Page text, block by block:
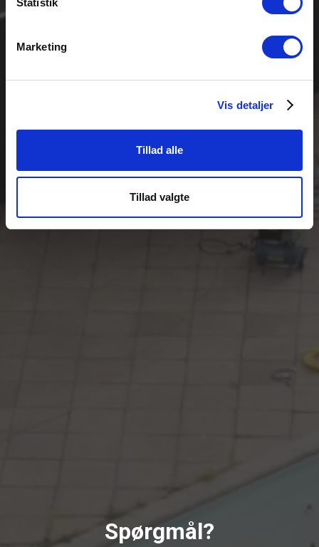
Statistik
Marketing
Vis detaljer
Tillad alle
Tillad valgte
Spørgmål?